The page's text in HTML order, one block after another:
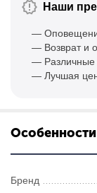
Наши
—
— Возврат и
— Различные
— Лучшая
Особенности
Бренд